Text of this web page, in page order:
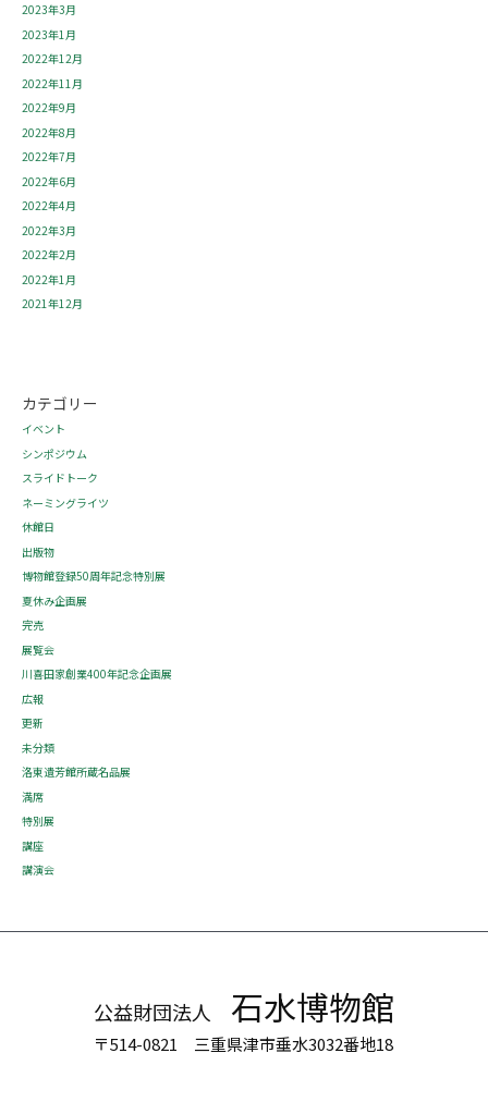
2023年3月
2023年1月
2022年12月
2022年11月
2022年9月
2022年8月
2022年7月
2022年6月
2022年4月
2022年3月
2022年2月
2022年1月
2021年12月
カテゴリー
イベント
シンポジウム
スライドトーク
ネーミングライツ
休館日
出版物
博物館登録50周年記念特別展
夏休み企画展
完売
展覧会
川喜田家創業400年記念企画展
広報
更新
未分類
洛東遺芳館所蔵名品展
満席
特別展
講座
講演会
公益財団法人 石水博物館
〒514-0821 三重県津市垂水3032番地18